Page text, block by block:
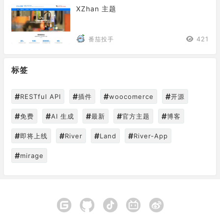
XZhan 主题
番茄投手 421
标签
#RESTful API #插件 #woocomerce #开源
#免费 #AI 生成 #最新 #官方主题 #博客
#即将上线 #River #Land #River-App
#mirage